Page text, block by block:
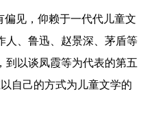
见，仰赖于一代代儿童文
人、鲁迅、赵景深、茅盾等
到以谈凤霞等为代表的第五
自己的方式为儿童文学的